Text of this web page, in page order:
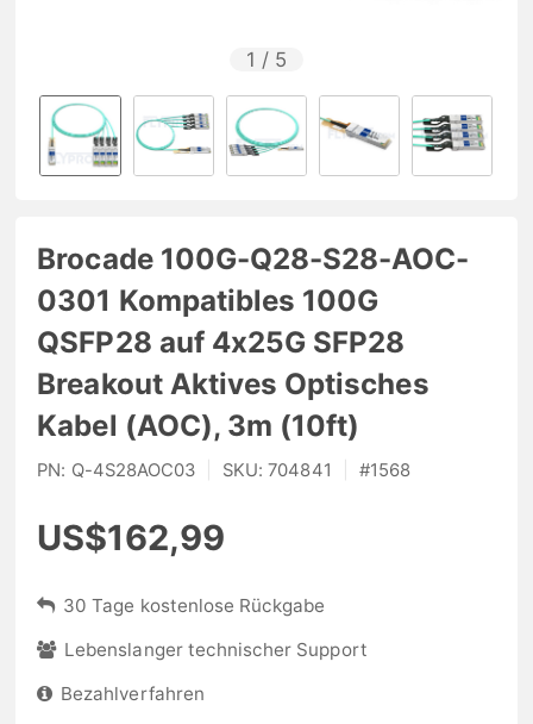
1 / 5
Brocade 100G-Q28-S28-AOC-
0301 Kompatibles 100G
QSFP28 auf 4x25G SFP28
Breakout Aktives Optisches
Kabel (AOC), 3m (10ft)
PN: Q-4S28AOC03 SKU: 704841 #1568
US$162,99
30 Tage kostenlose Rückgabe
Lebenslanger technischer Support
Bezahlverfahren